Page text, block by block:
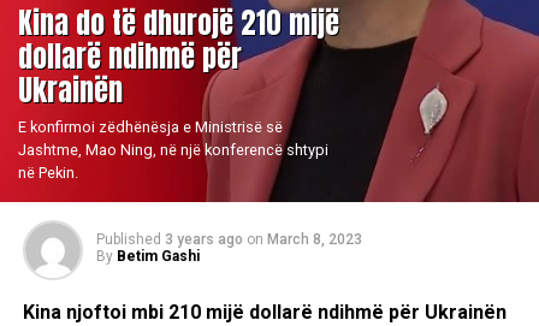
Kina do të dhurojë 210 mijë
dollarë ndihmë për
Ukrainën
E konfirmoi zëdhënësja e Ministrisë së
Jashtme, Mao Ning, në një konferencë shtypi
në Pekin.
Published 3 years ago on March 8, 2023
By Betim Gashi
Kina njoftoi mbi 210 mijë dollarë ndihmë për Ukrainën